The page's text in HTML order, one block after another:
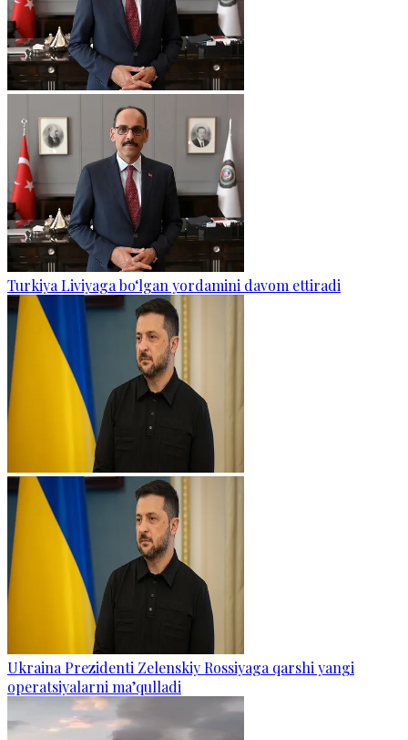
Turkiya Liviyaga bo‘lgan yordamini davom ettiradi
Ukraina Prezidenti Zelenskiy Rossiyaga qarshi yangi
operatsiyalarni ma’qulladi